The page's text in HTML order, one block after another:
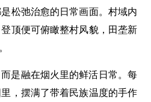
松弛治愈的日常画面。村域内
顶便可俯瞰整村风貌，田垄新
是融在烟火里的鲜活日常。每
，摆满了带着民族温度的手作